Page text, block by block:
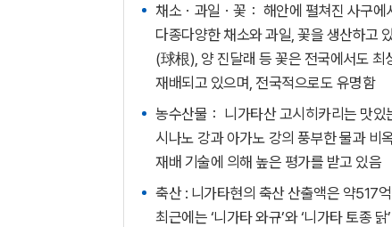
채소ㆍ과일ㆍ꽃： 해안에 펼쳐진 사구
다종다양한 채소와 과일, 꽃을 생산하고
(球根), 양 진달래 등 꽃은 전국에서도 최
재배되고 있으며, 전국적으로도 유명함
농수산물： 니가타산 고시히카리는 맛
시나노 강과 아가노 강의 풍부한 물과 비
재배 기술에 의해 높은 평가를 받고 있음
축산 : 니가타현의 축산 산출액은 약517
최근에는 ‘니가타 와규’와 ‘니가타 토종